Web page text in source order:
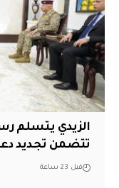
الزيدي يتسلم
تتضمن تجديد
قبل 23 ساعة